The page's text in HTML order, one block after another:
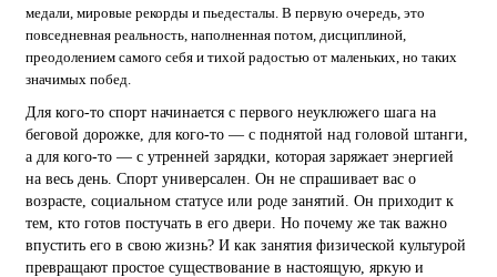
медали, мировые рекорды и пьедесталы. В первую очередь, это
повседневная реальность, наполненная потом, дисциплиной,
преодолением самого себя и тихой радостью от маленьких, но таких
значимых побед.
Для кого-то спорт начинается с первого неуклюжего шага на
беговой дорожке, для кого-то — с поднятой над головой штанги,
а для кого-то — с утренней зарядки, которая заряжает энергией
на весь день. Спорт универсален. Он не спрашивает вас о
возрасте, социальном статусе или роде занятий. Он приходит к
тем, кто готов постучать в его двери. Но почему же так важно
впустить его в свою жизнь? И как занятия физической культурой
превращают простое существование в настоящую, яркую и